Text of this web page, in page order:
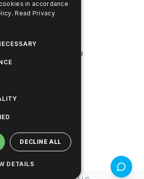
em contato conosco
da Hygiena
sustentáveis
in accordance
Read Privacy
DECLINE ALL
DETAILS